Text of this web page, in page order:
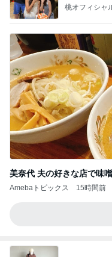
桃オフィシャ
美奈代 夫の好きな店で味
Amebaトピックス 15時間前